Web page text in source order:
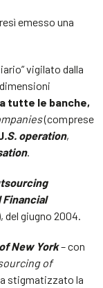
emesso una
vigilato dalla
tutte le banche,
(comprese
.S. operation,
.
Financial
del giugno 2004.
New York– con
of
stigmatizzato la